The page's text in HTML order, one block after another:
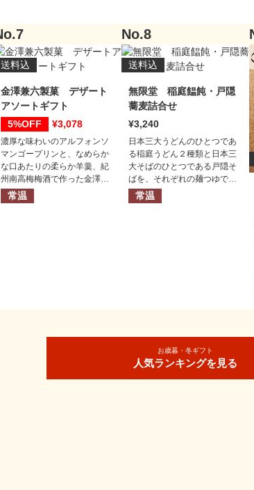
送料込
金澤兼六製菓 デザート
アソートギフト
5%
3,078
濃厚な味わいのアルフォンソ
マンゴープリンと、なめらか
な口あたりの柔らか羊羹、紀
州南高梅梅酒で作った金澤梅
酒ゼリーの詰合せ。
常温
送料込
無限堂 稲庭饂飩・戸隠
蕎麦詰合せ
3,240
日本三大うどんのひとつであ
る稲庭うどん２種類と日本三
大そばのひとつである戸隠そ
ばを、それぞれの麺つゆで年
越しから年明けにかけてお楽
しみいただけます。
常温
お歳暮・冬ギフト
人気ランキングを見る